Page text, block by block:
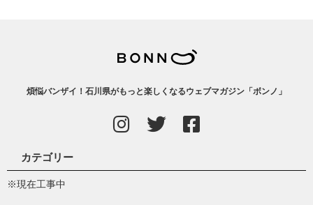
煩悩バンザイ！石川県がもっと楽しくなるウェブマガジン「ボンノ」
カテゴリー
※現在工事中